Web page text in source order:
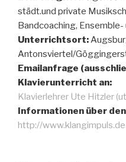
städt.und private
Bandcoaching,
Unterrichtsort:
Antonsviertel/
Emailanfrage
Klavierunterricht an:
Klavierlehrer Ute Hitzler
Informationen über
http://www.klangimpuls.de